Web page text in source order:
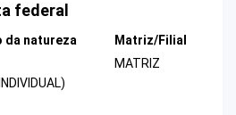
federal
da natureza
Matriz/Filial
MATRIZ